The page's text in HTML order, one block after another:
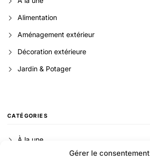
Gérer le consentement
Alimentation
Aménagement extérieur
Décoration extérieure
Jardin & Potager
CATÉGORIES
À la une